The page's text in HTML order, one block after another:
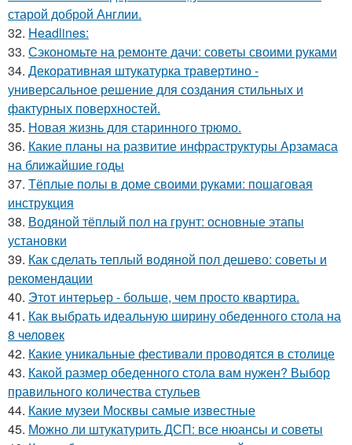
старой доброй Англии.
32. Headlines:
33. Сэкономьте на ремонте дачи: советы своими руками
34. Декоративная штукатурка травертино -
универсальное решение для создания стильных и
фактурных поверхностей.
35. Новая жизнь для старинного трюмо.
36. Какие планы на развитие инфраструктуры Арзамаса
на ближайшие годы
37. Тёплые полы в доме своими руками: пошаговая
инструкция
38. Водяной тёплый пол на грунт: основные этапы
установки
39. Как сделать теплый водяной пол дешево: советы и
рекомендации
40. Этот интерьер - больше, чем просто квартира.
41. Как выбрать идеальную ширину обеденного стола на
8 человек
42. Какие уникальные фестивали проводятся в столице
43. Какой размер обеденного стола вам нужен? Выбор
правильного количества стульев
44. Какие музеи Москвы самые известные
45. Можно ли штукатурить ДСП: все нюансы и советы